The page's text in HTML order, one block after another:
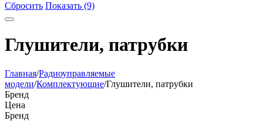
Сбросить Показать (9)
Глушители, патрубки
Главная/Радиоуправляемые
модели/Комплектующие/Глушители, патрубки
Бренд
Цена
Бренд